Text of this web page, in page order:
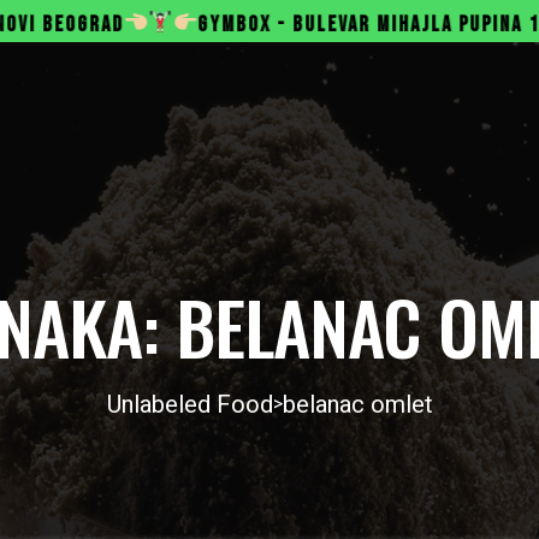
- BULEVAR MIHAJLA PUPINA 165B, NOVI BEOGRAD
BELANAC
Unlabeled Food>belanac omlet